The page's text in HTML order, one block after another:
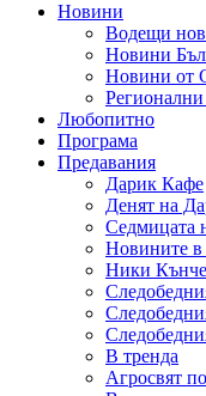
Новини
Водещи
Новини
Новини от
Любопитно
Програма
Предавания
Дарик Кафе
Денят на
Седмицата
Новините в
Ники
В тренда
Агросвят